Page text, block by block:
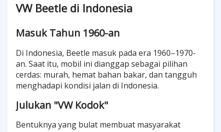
VW Beetle di Indonesia
Masuk Tahun 1960-an
Di Indonesia, Beetle masuk pada era 1960–1970-
an. Saat itu, mobil ini dianggap sebagai pilihan
cerdas: murah, hemat bahan bakar, dan tangguh
menghadapi kondisi jalan di Indonesia.
Julukan "VW Kodok"
Bentuknya yang bulat membuat masyarakat